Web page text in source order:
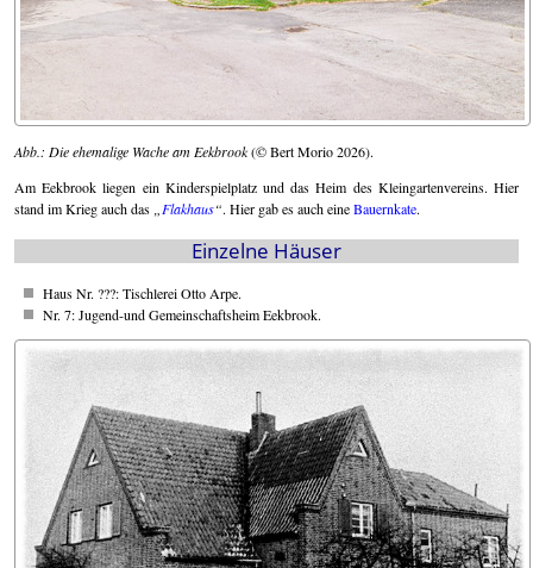
Abb.: Die ehemalige Wache am Eekbrook(© Bert Morio 2026).
Am Eekbrook liegen ein Kinderspielplatz und das Heim des Kleingartenvereins. Hier
stand im Krieg auch das
Flakhaus . Hier gab es auch eineBauernkate.
Einzelne Häuser
Haus Nr. ???: Tischlerei Otto Arpe.
Nr. 7: Jugend-und Gemeinschaftsheim Eekbrook.